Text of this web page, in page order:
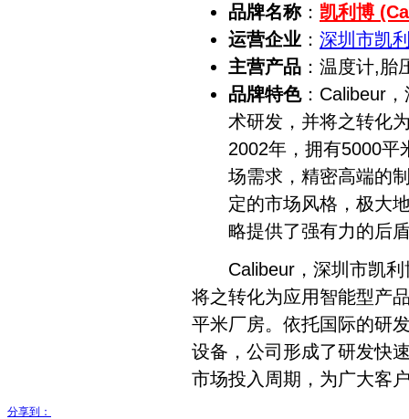
品牌名称： 凯利博
运营企业 ： 深圳市凯
主营产品 ：温度计,胎
品牌特色：Calibeur
术研发，并将之转化
2002年，拥有5000平
场需求，精密高端的
定的市场风格，极大
略提供了强有力的后
Calibeur，深圳市凯利
将之转化为应用智能型产
平米厂房。依托国际的研
设备，公司形成了研发快
市场投入周期，为广大客
分享到：